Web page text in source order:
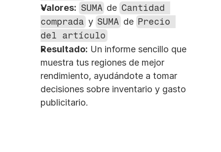
Valores: SUMA de Cantidad
comprada y SUMA de Precio
del artículo
Resultado: Un informe sencillo que
muestra tus regiones de mejor
rendimiento, ayudándote a tomar
decisiones sobre inventario y gasto
publicitario.